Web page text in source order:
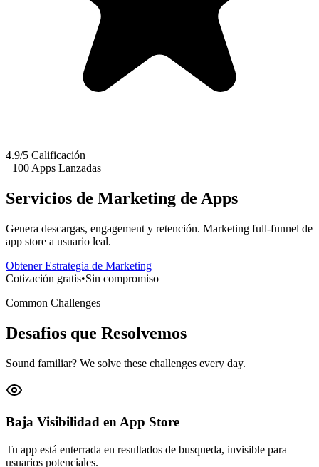
4.9/5 Calificación
+100 Apps Lanzadas
Servicios de Marketing de Apps
Genera descargas, engagement y retención. Marketing full-funnel de
app store a usuario leal.
Obtener Estrategia de Marketing
Cotización gratis•Sin compromiso
Common Challenges
Desafios que Resolvemos
Sound familiar? We solve these challenges every day.
Baja Visibilidad en App Store
Tu app está enterrada en resultados de busqueda, invisible para
usuarios potenciales.